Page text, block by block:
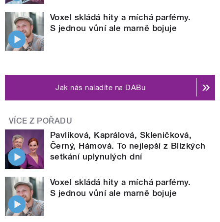
Voxel skládá hity a míchá parfémy.
S jednou vůní ale marně bojuje
Jak nás naladíte na DABu
VÍCE Z POŘADU
Pavlíková, Kaprálová, Skleničková,
Černý, Hámová. To nejlepší z Blízkých
setkání uplynulých dní
Voxel skládá hity a míchá parfémy.
S jednou vůní ale marně bojuje